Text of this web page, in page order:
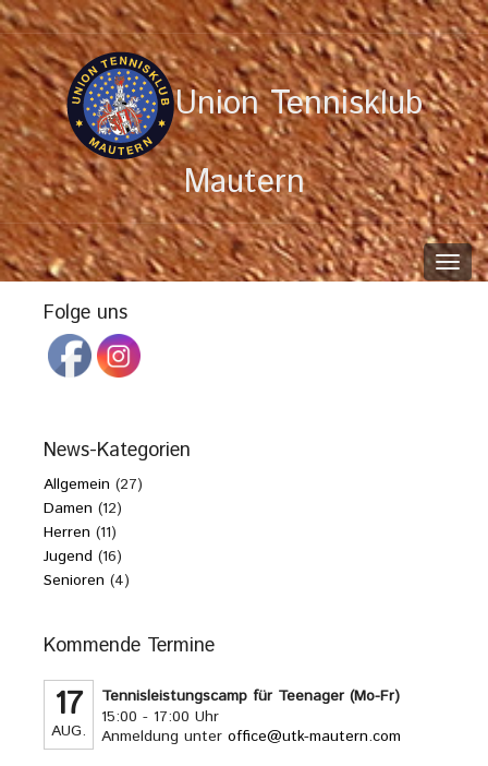
Union Tennisklub
Mautern
Folge uns
News-Kategorien
Allgemein (27)
Damen (12)
Herren (11)
Jugend (16)
Senioren (4)
Kommende Termine
17
AUG.
Tennisleistungscamp für Teenager (Mo-Fr)
15:00 - 17:00 Uhr
Anmeldung unteroffice@utk-mautern.com